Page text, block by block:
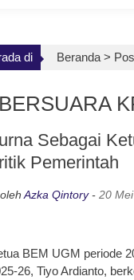
di Beranda >
Sebagai
Pemerintah
oleh Azka Qintory- 20
BEM UGM periode
26, Tiyo Ardianto,